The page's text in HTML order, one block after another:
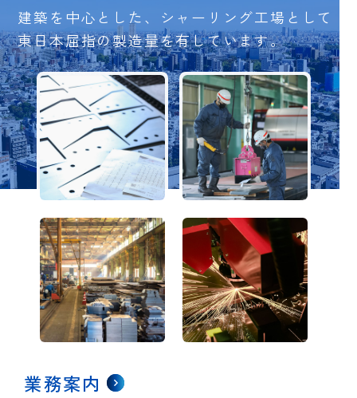
建築を中心とした、シャーリング工場として
東日本屈指の製造量を有しています。
業務案内